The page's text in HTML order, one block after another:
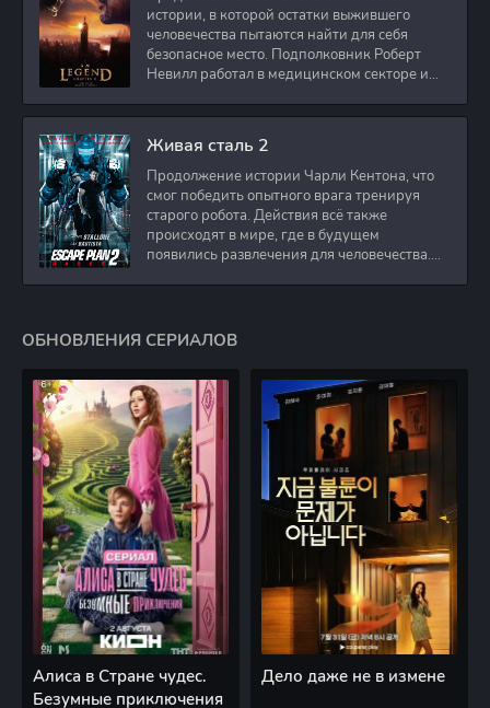
истории, в которой остатки выжившего
человечества пытаются найти для себя
безопасное место. Подполковник Роберт
Невилл работал в медицинском секторе и
Живая сталь 2
Продолжение истории Чарли Кентона, что
смог победить опытного врага тренируя
старого робота. Действия всё также
происходят в мире, где в будущем
появились развлечения для человечества.
ОБНОВЛЕНИЯ СЕРИАЛОВ
Алиса в Стране чудес.
Безумные приключения
Дело даже не в измене